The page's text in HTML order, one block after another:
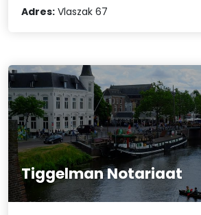
Adres: Vlaszak 67
Tiggelman Notariaat